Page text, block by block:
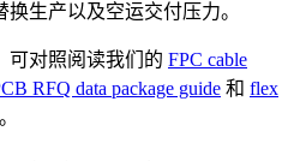
生产以及空运交付压力。
可对照阅读我们的 FPC cable
RFQ data package guide 和 flex
。